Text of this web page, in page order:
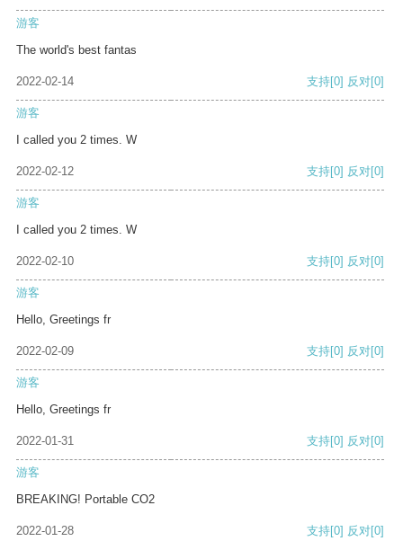
游客
The world's best fantas
2022-02-14 支持[0] 反对[0]
游客
I called you 2 times. W
2022-02-12 支持[0] 反对[0]
游客
I called you 2 times. W
2022-02-10 支持[0] 反对[0]
游客
Hello, Greetings fr
2022-02-09 支持[0] 反对[0]
游客
Hello, Greetings fr
2022-01-31 支持[0] 反对[0]
游客
BREAKING! Portable CO2
2022-01-28 支持[0] 反对[0]